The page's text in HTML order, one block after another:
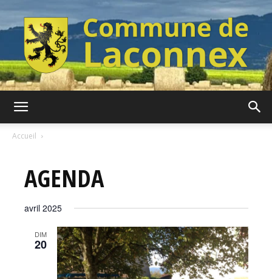
Accueil
AGENDA
avril 2025
DIM
20